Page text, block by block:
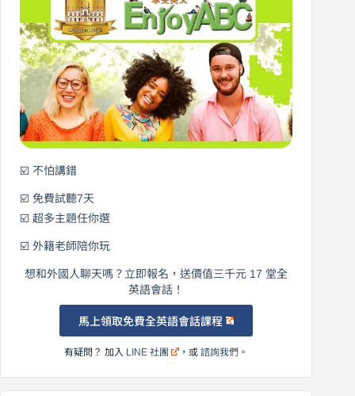
元
英
語！
☑️ 不怕講錯
☑️ 免費試聽7天
☑️ 超多主題任你選
☑️ 外籍老師陪你玩
想和外國人聊天嗎？立即報名，送價值三千元 17 堂全
英語會話！
馬上領取免費全英語會話課程
有疑問？ 加入 LINE 社團 ，或諮詢我們 。